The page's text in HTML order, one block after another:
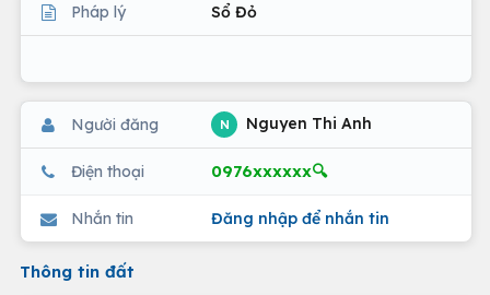
Pháp lý Sổ Đỏ
Người đăng N Nguyen Thi Anh
Điện thoại 0976xxxxxx🔍
Nhắn tin Đăng nhập để nhắn tin
Thông tin đất